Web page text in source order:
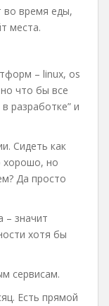
во время еды,
места.
– linux, os
что бы все
разработке” и
Сидеть как
хорошо, но
Да просто
– значит
хотя бы
сервисам.
Есть прямой